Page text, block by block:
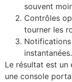
souvent
Contrôles
tourner les
instantanées.
Le résultat est un
une console